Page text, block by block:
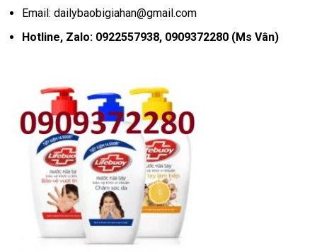
Email: dailybaobigiahan@gmail.com
Hotline, Zalo: 0922557938, 0909372280 (Ms Vân)